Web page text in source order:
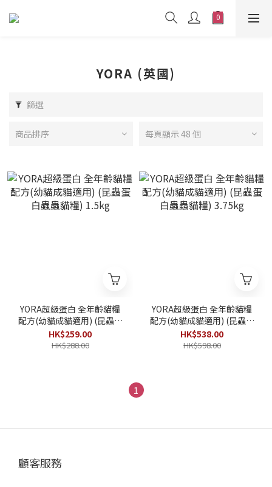
YORA (英國)
篩選
商品排序 每頁顯示 48 個
YORA超級蛋白 全年齡貓糧
配方(幼貓成貓適用) (昆蟲蛋
白蟲蟲貓糧) 1.5kg
HK$259.00
HK$288.00
YORA超級蛋白 全年齡貓糧
配方(幼貓成貓適用) (昆蟲蛋
白蟲蟲貓糧) 3.75kg
HK$538.00
HK$598.00
1
顧客服務